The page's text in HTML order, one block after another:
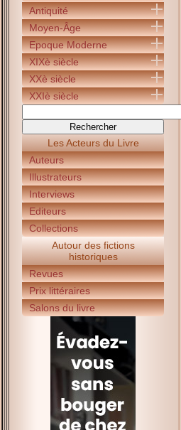
Antiquité
Moyen-Âge
Epoque Moderne
XIXè siècle
XXè siècle
XXIè siècle
Les Acteurs du Livre
Auteurs
Illustrateurs
Interviews
Editeurs
Collections
Autour des fictions
historiques
Revues
Prix littéraires
Salons du livre